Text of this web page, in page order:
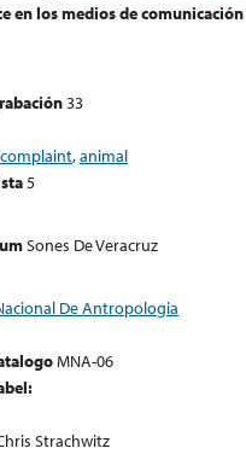
en los medios de comunicación
33
complaint,animal
5
Sones De Veracruz
De Antropologia
MNA-06
Strachwitz